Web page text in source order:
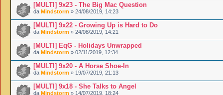
[MULTI] 9x23 - The Big Mac Question
da Mindstorm » 24/08/2019, 14:23
[MULTI] 9x22 - Growing Up is Hard to Do
da Mindstorm » 24/08/2019, 14:21
[MULTI] EqG - Holidays Unwrapped
da Mindstorm » 02/11/2019, 12:34
[MULTI] 9x20 - A Horse Shoe-In
da Mindstorm » 19/07/2019, 21:13
[MULTI] 9x18 - She Talks to Angel
da Mindstorm » 14/07/2019, 18:24